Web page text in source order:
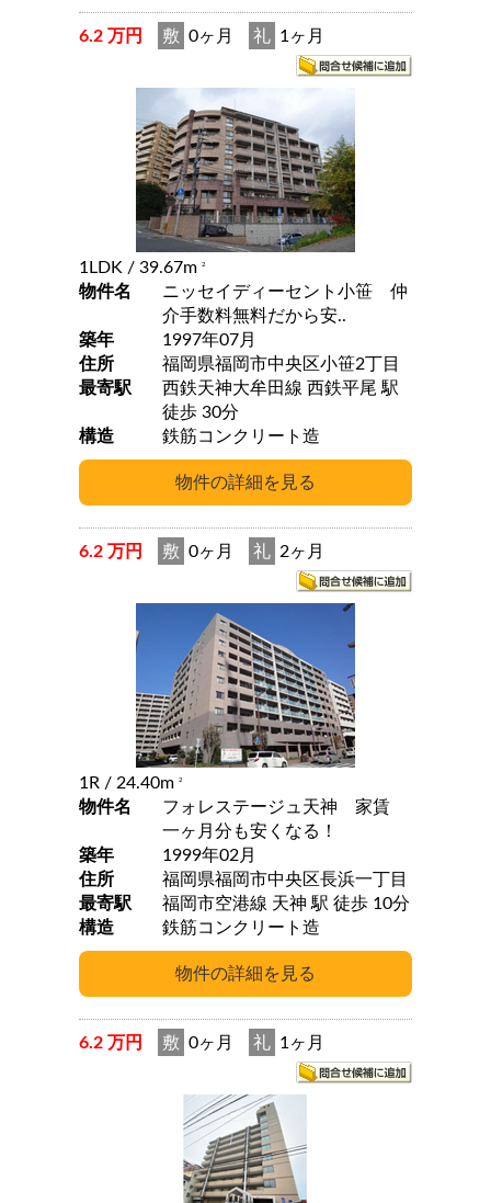
6.2 万円 敷 0ヶ月 礼 1ヶ月
1LDK / 39.67m 2
物件名
ニッセイディーセント小笹 仲
介手数料無料だから安..
築年
1997年07月
住所
福岡県福岡市中央区小笹2丁目
最寄駅
西鉄天神大牟田線 西鉄平尾 駅
徒歩 30分
構造
鉄筋コンクリート造
6.2 万円 敷 0ヶ月 礼 2ヶ月
1R / 24.40m 2
物件名
フォレステージュ天神 家賃
一ヶ月分も安くなる！
築年
1999年02月
住所
福岡県福岡市中央区長浜一丁目
最寄駅
福岡市空港線 天神 駅 徒歩 10分
構造
鉄筋コンクリート造
6.2 万円 敷 0ヶ月 礼 1ヶ月